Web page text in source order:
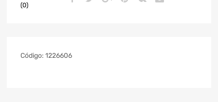
(0)
Código: 1226606